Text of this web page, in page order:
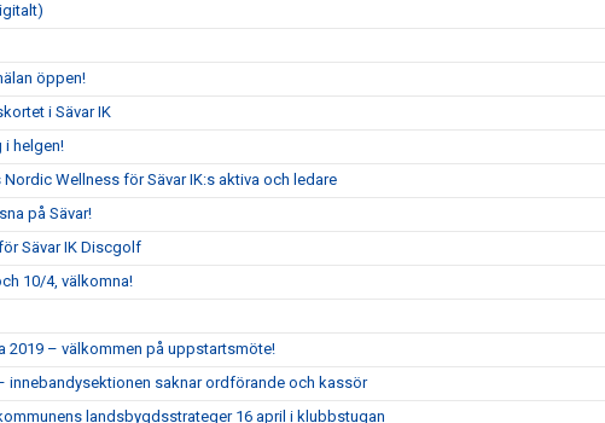
öppen!
i Sävar IK
i helgen!
Wellness för Sävar IK:s aktiva och ledare
på Sävar!
Sävar IK Discgolf
10/4, välkomna!
2019 – välkommen på uppstartsmöte!
saknar ordförande och kassör
landsbygdsstrateger 16 april i klubbstugan